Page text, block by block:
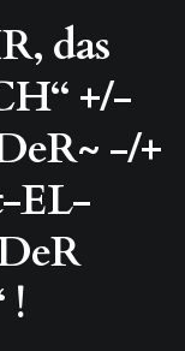
das
+/-
-/+
EL-
!